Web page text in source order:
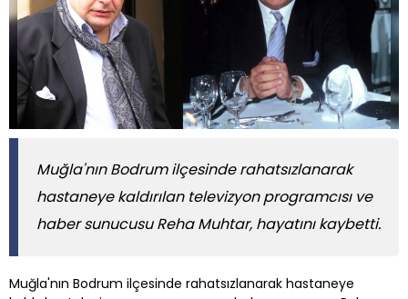
Muğla'nın Bodrum ilçesinde rahatsızlanarak
hastaneye kaldırılan televizyon programcısı ve
haber sunucusu Reha Muhtar, hayatını kaybetti.
Muğla'nın Bodrum ilçesinde rahatsızlanarak hastaneye